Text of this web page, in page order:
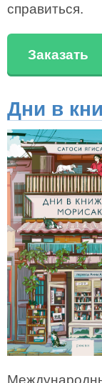
справиться.
Заказать
Дни в